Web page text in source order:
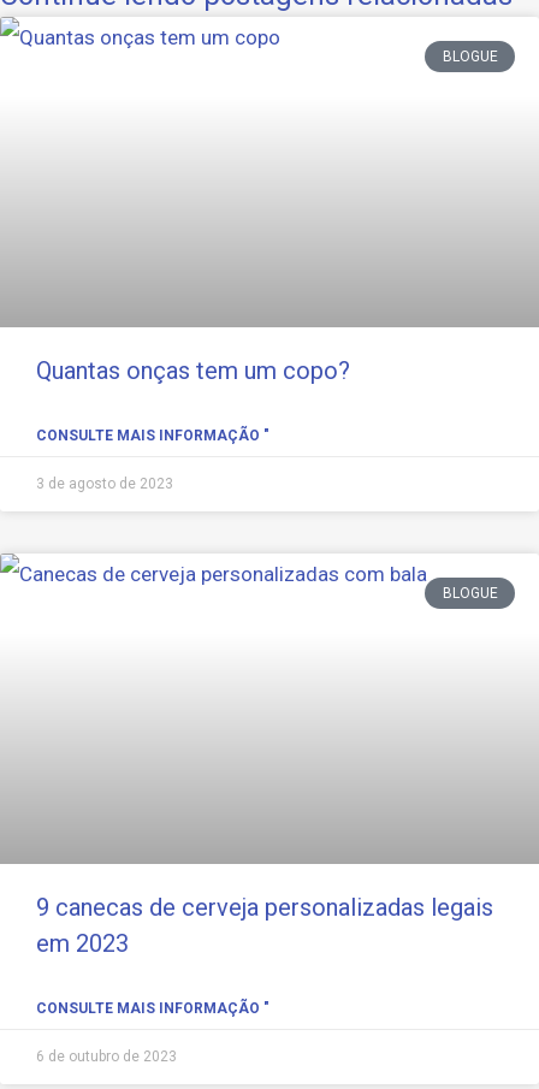
BLOGUE
Quantas onças tem um copo?
CONSULTE MAIS INFORMAÇÃO "
3 de agosto de 2023
BLOGUE
9 canecas de cerveja personalizadas legais
em 2023
CONSULTE MAIS INFORMAÇÃO "
6 de outubro de 2023